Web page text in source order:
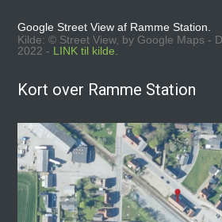
Google Street View af Ramme Station.
Kilde: © Street View, by Google Maps -
2022 - LINK til kilde.
Kort over Ramme Station